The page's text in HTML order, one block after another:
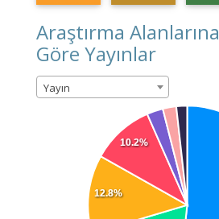
Araştırma Alanlarına
Göre Yayınlar
Yayın
12.8%
10.2%